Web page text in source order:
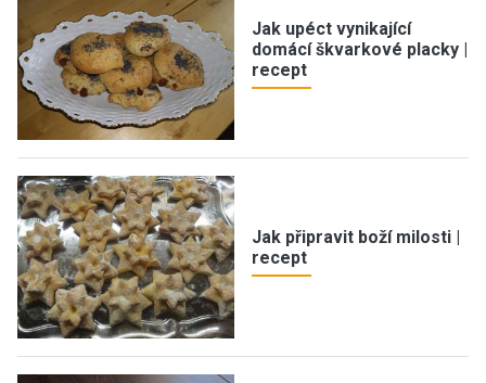
Jak upéct vynikající
domácí škvarkové placky |
recept
Jak připravit boží milosti |
recept